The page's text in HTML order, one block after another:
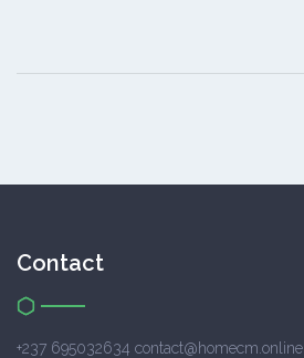
Contact
+237 695032634 contact@homecm.online